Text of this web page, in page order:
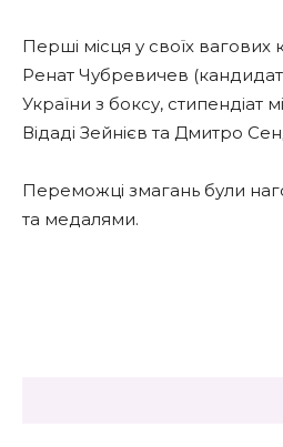
Перші місця у своїх вагових
Ренат Чубревичев
України з боксу, стипендіат
Відаді Зейнієв та Дмитро
Переможці змагань були
та медалями.